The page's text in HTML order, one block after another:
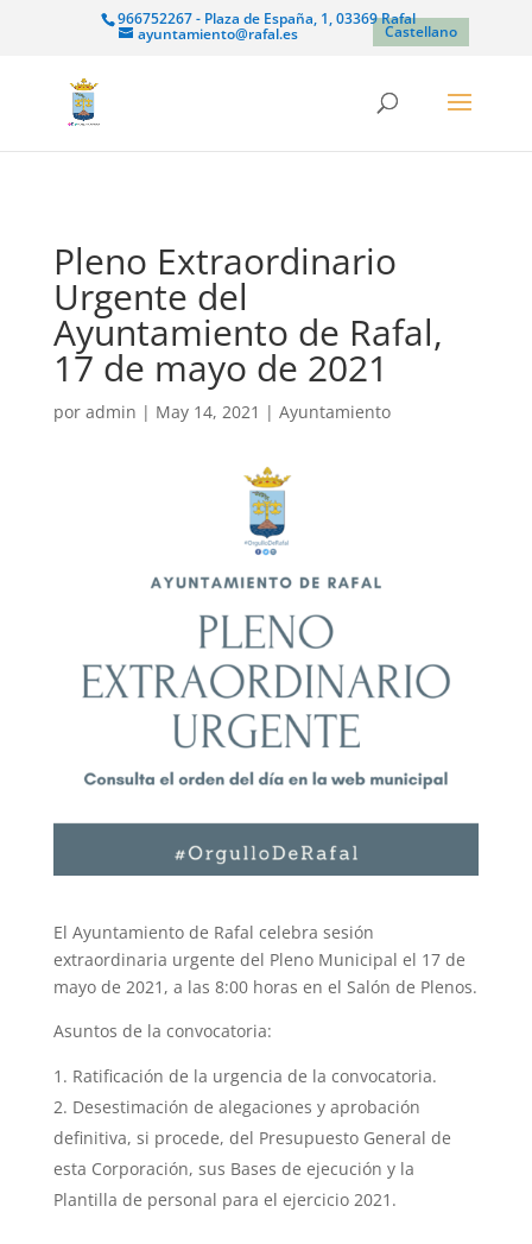
966752267 - Plaza de España, 1, 03369 Rafal
ayuntamiento@rafal.es Castellano
Pleno Extraordinario
Urgente del
Ayuntamiento de Rafal,
17 de mayo de 2021
por admin | May 14, 2021 | Ayuntamiento
El Ayuntamiento de Rafal celebra sesión
extraordinaria urgente del Pleno Municipal el 17 de
mayo de 2021, a las 8:00 horas en el Salón de Plenos.
Asuntos de la convocatoria:
Ratificación de la urgencia de la convocatoria.
Desestimación de alegaciones y aprobación
definitiva, si procede, del Presupuesto General de
esta Corporación, sus Bases de ejecución y la
Plantilla de personal para el ejercicio 2021.